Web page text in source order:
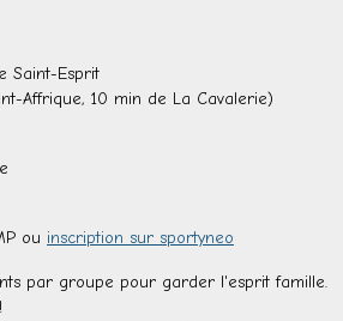
Saint-Esprit
Affrique, 10 min de La Cavalerie)
ou inscription sur sportyneo
par groupe pour garder l'esprit famille.